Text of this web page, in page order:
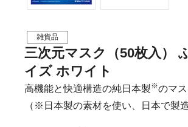
雑貨品
三次元マスク（50枚入）
イズ ホワイト
高機能と快適構造の純日本製※のマス
（※日本製の素材を使い、日本で製